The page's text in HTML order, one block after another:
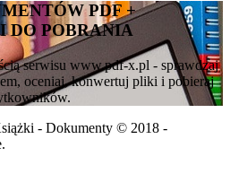
PDF +
DO POBRANIA
serwisu www.pdf-x.pl - sprawdzaj
oceniaj, konwertuj pliki i pobieraj
- Dokumenty © 2018 -